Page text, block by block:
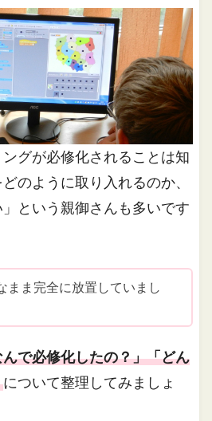
グが必修化されることは知
のように取り入れるのか、
という親御さんも多いです
まま完全に放置していまし
んで必修化したの？」「どん
について整理してみましょ